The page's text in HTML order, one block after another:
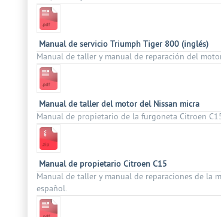
Manual de servicio Triumph Tiger 800 (inglés)
Manual de taller y manual de reparación del
Manual de taller del motor del Nissan micra
Manual de propietario de la furgoneta Citroen
Manual de propietario Citroen C15
Manual de taller y manual de reparaciones de la
español.